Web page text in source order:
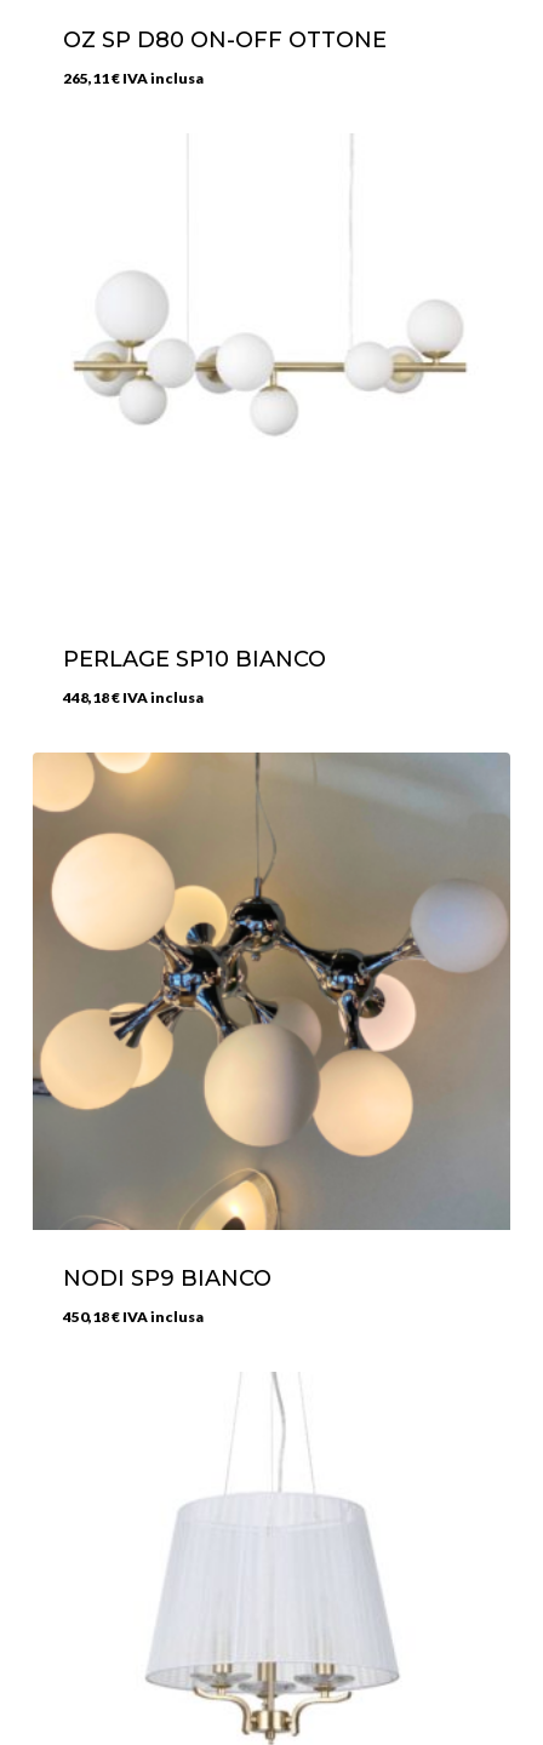
OZ SP D80 ON-OFF OTTONE
265,11€ IVA inclusa
PERLAGE SP10 BIANCO
448,18€ IVA inclusa
NODI SP9 BIANCO
450,18€ IVA inclusa